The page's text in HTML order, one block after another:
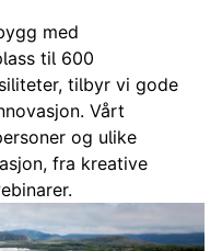
med
til 600
tilbyr vi gode
Vårt
og ulike
fra kreative